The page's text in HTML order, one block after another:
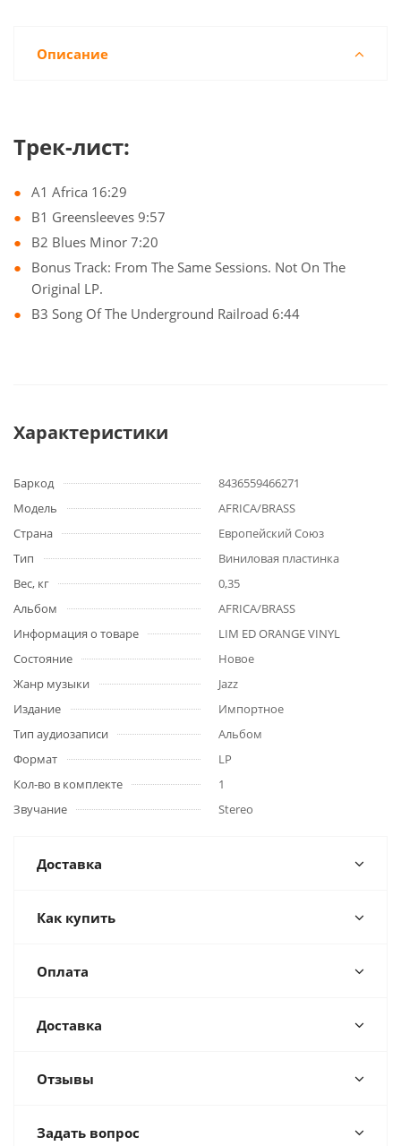
Описание
Трек-лист:
A1 Africa 16:29
B1 Greensleeves 9:57
B2 Blues Minor 7:20
Bonus Track: From The Same Sessions. Not On The
Original LP.
B3 Song Of The Underground Railroad 6:44
Характеристики
Баркод
8436559466271
Модель
AFRICA/BRASS
Страна
Европейский Союз
Тип
Виниловая пластинка
Вес, кг
0,35
Альбом
AFRICA/BRASS
Информация о товаре
LIM ED ORANGE VINYL
Состояние
Новое
Жанр музыки
Jazz
Издание
Импортное
Тип аудиозаписи
Альбом
Формат
LP
Кол-во в комплекте
1
Звучание
Stereo
Доставка
Как купить
Оплата
Доставка
Отзывы
Задать вопрос